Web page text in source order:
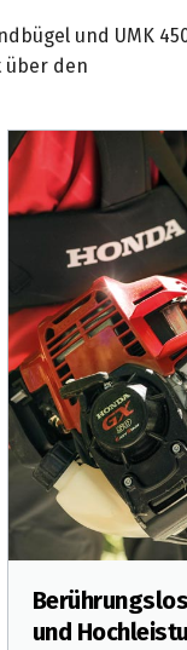
und UMK
über den
und